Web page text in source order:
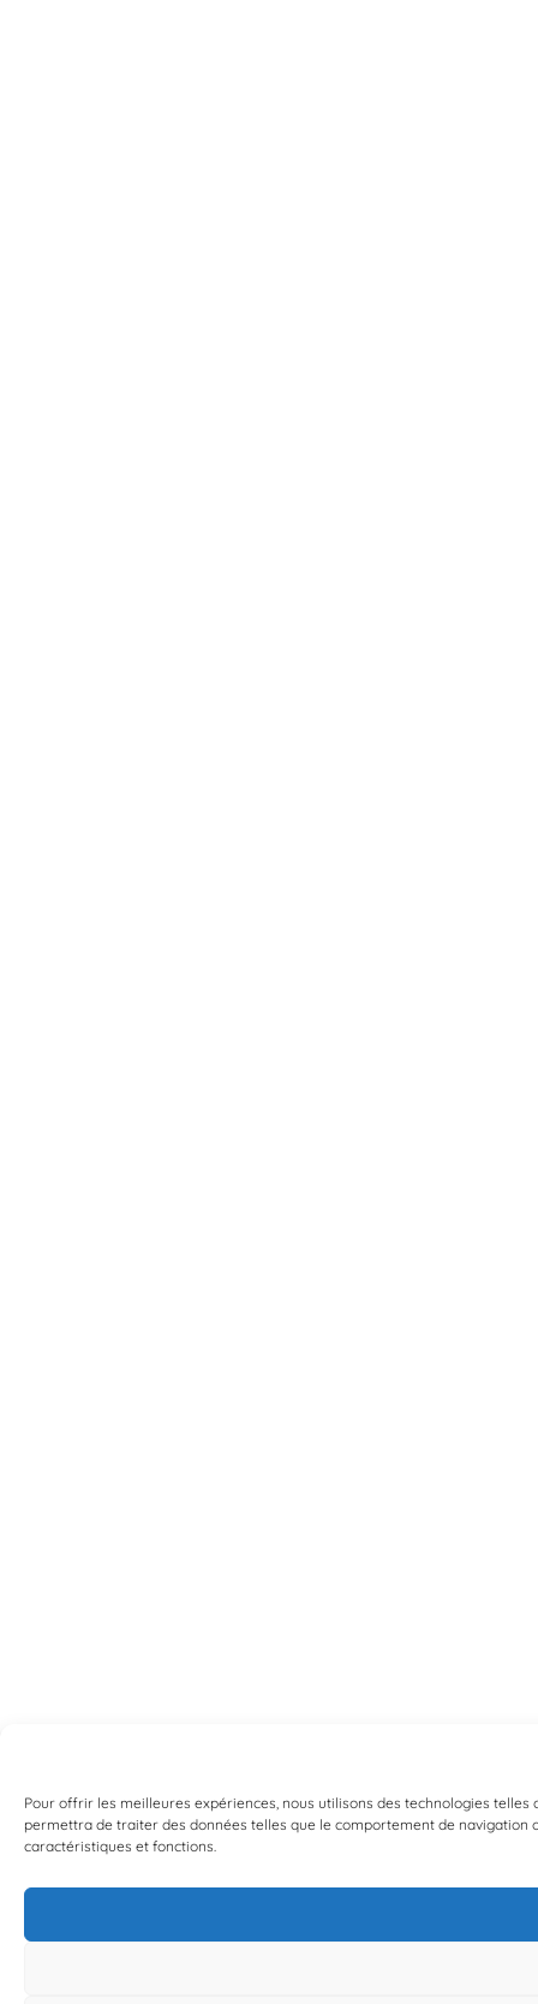
Pour offrir les meilleures expériences, nous utilisons des technologies
permettra de traiter des données telles que le comportement de
caractéristiques et fonctions.